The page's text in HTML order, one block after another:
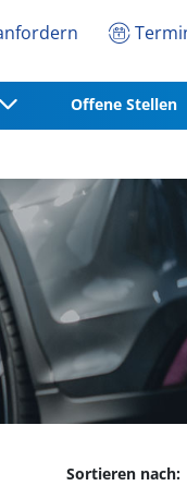
Offene Stellen
Sortieren nach: